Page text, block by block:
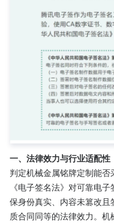
一、法律效力与行业适配性
判定机械金属铭牌定制能
《电子签名法》对可靠电
保身份真实、内容未篡改
质合同同等的法律效力。